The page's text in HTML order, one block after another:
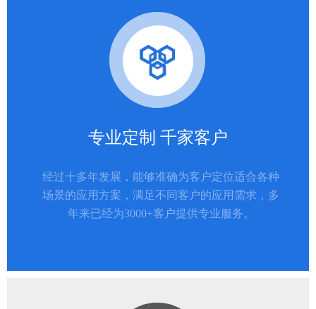
专业定制 千家客户
经过十多年发展，能够准确为客户定位适合各种
场景的应用方案，满足不同客户的应用需求，多
年来已经为3000+客户提供专业服务。